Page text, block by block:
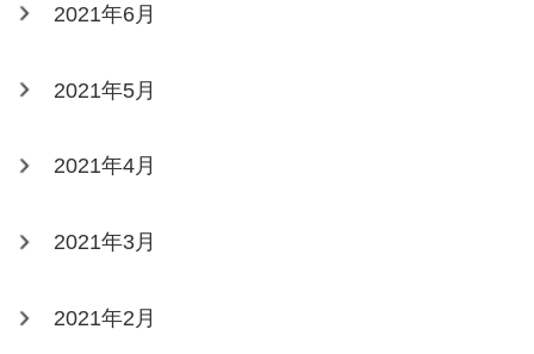
2021年6月
2021年5月
2021年4月
2021年3月
2021年2月